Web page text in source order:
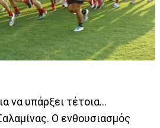
να υπάρξει τέτοια...
Ο ενθουσιασμός